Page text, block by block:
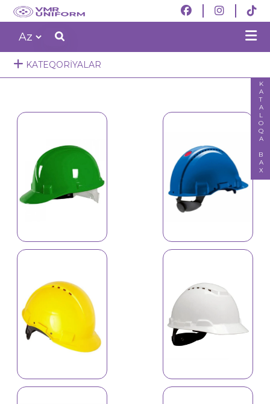
KATEQORIYALAR
KATALOQA BAX
qulaqcıq 1701
qulaqcıq 1703